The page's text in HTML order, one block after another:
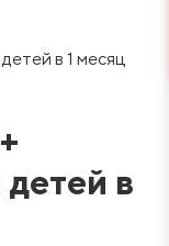
в 1 месяц
в